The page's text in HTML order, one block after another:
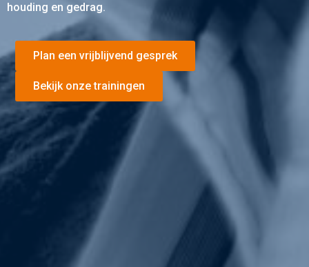
houding en gedrag.
Plan een vrijblijvend gesprek
Bekijk onze trainingen